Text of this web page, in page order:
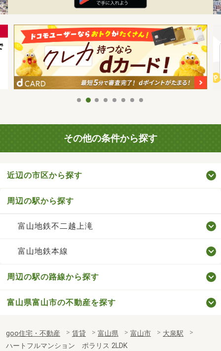
その他の条件から探す
近辺の市区から探す
周辺の駅から探す
富山地鉄不二越上滝
富山地鉄本線
周辺の駅の路線から探す
富山県富山市の不動産を探す
goo住宅・不動産 賃貸 富山県 富山市
大泉駅
ハートフルマンション ポラリス 2LDK